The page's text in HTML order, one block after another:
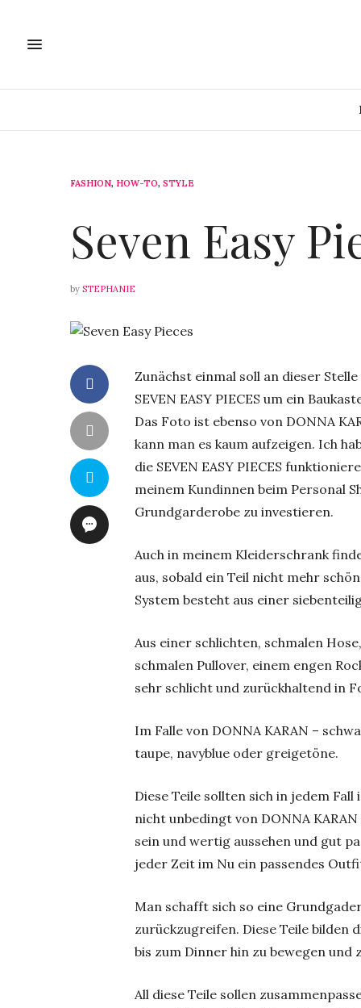
FASHION, HOW-TO, STYLE
Seven Easy
by STEPHANIE
Zunächst einmal soll an dieser
SEVEN EASY PIECES um ein
Das Foto ist ebenso von DONNA
kann man es kaum aufzeigen. Ich
die SEVEN EASY PIECES
meinem Kundinnen beim Personal
Grundgarderobe zu investieren.
Auch in meinem Kleiderschrank
aus, sobald ein Teil nicht mehr
System besteht aus einer
Aus einer schlichten, schmalen
schmalen Pullover, einem engen
sehr schlicht und zurückhaltend in
Im Falle von DONNA KARAN –
taupe, navyblue oder greigetöne.
Diese Teile sollten sich in jedem
nicht unbedingt von DONNA
sein und wertig aussehen und gut
jeder Zeit im Nu ein passendes
Man schafft sich so eine
zurückzugreifen. Diese Teile bilden
bis zum Dinner hin zu bewegen
All diese Teile sollen